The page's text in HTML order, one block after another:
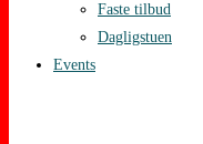
Faste tilbud
Dagligstuen
Events